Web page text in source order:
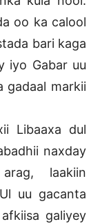
oo ka calool
bari kaga
iyo Gabar uu
gadaal markii
Libaaxa dul
naxday
laakiin
uu gacanta
galiyey